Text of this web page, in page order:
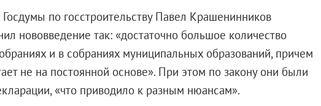
по госстроительству Павел Крашенинников
нововведение так: «достаточно большое количество
и в собраниях муниципальных образований, причем
не на постоянной основе». При этом по закону они были
«что приводило к разным нюансам».